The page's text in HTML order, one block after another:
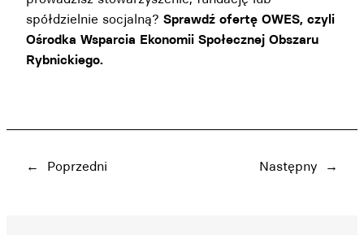
spółdzielnie socjalną? Sprawdź ofertę OWES, czyli
Ośrodka Wsparcia Ekonomii Społecznej Obszaru
Rybnickiego.
← Poprzedni Następny →